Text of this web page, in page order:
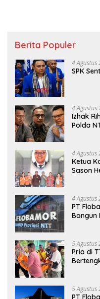
Berita Populer
4 Agustus
SPK
4 Agustus
Izhak
Polda
4 Agustus
Ketua
Sason
4 Agustus
PT
Bangun
5 Agustus
Pria di
5 Agustus
PT